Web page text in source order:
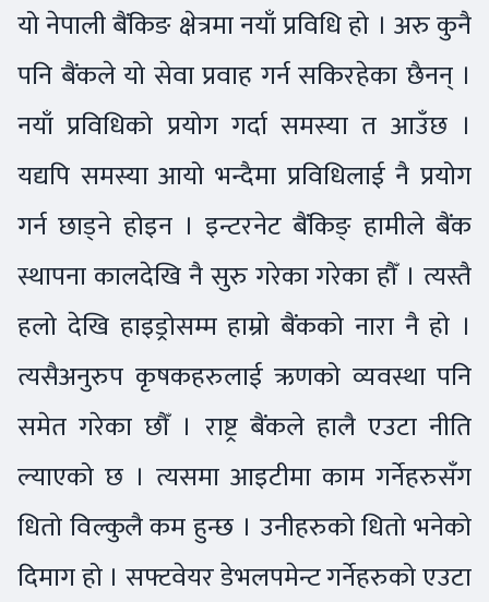
यो नेपाली बैंकिङ क्षेत्रमा नयाँ प्रविधि हो । अरु कुनै
पनि बैंकले यो सेवा प्रवाह गर्न सकिरहेका छैनन् ।
नयाँ प्रविधिको प्रयोग गर्दा समस्या त आउँछ ।
यद्यपि समस्या आयो भन्दैमा प्रविधिलाई नै प्रयोग
गर्न छाड्ने होइन । इन्टरनेट बैंकिङ् हामीले बैंक
स्थापना कालदेखि नै सुरु गरेका गरेका हौँ । त्यस्तै
हलो देखि हाइड्रोसम्म हाम्रो बैंकको नारा नै हो ।
त्यसैअनुरुप कृषकहरुलाई ऋणको व्यवस्था पनि
समेत गरेका छौँ । राष्ट्र बैंकले हालै एउटा नीति
ल्याएको छ । त्यसमा आइटीमा काम गर्नेहरुसँग
धितो विल्कुलै कम हुन्छ । उनीहरुको धितो भनेको
दिमाग हो । सफ्टवेयर डेभलपमेन्ट गर्नेहरुको एउटा